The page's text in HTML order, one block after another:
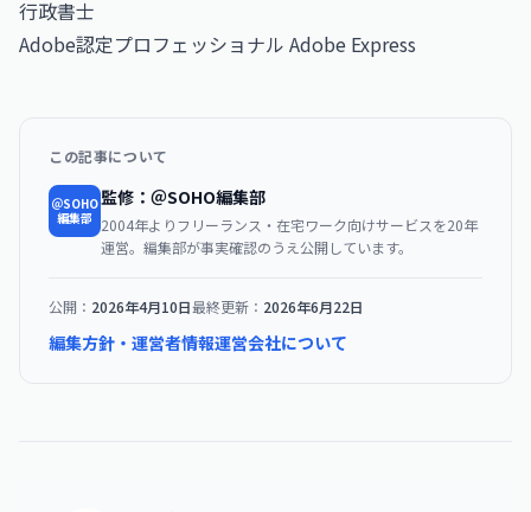
行政書士
Adobe認定プロフェッショナル Adobe Express
この記事について
＠SOHO
編集部
監修：＠SOHO編集部
2004年よりフリーランス・在宅ワーク向けサービスを20年
運営。編集部が事実確認のうえ公開しています。
公開： 2026年4月10日最終更新： 2026年6月22日
編集方針・運営者情報運営会社について